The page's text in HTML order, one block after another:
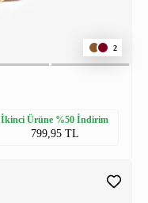
2
İkinci Ürüne %50 İndirim
799,95 TL